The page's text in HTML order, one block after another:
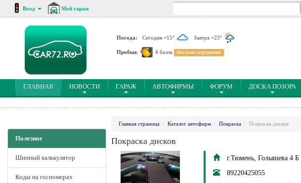
Вход Мой гараж
Погода: Сегодня +15° Завтра +23°
Пробки: 4 балла Местами затруднения
ГЛАВНАЯ(CURRENT)
НОВОСТИ ГАРАЖ АВТОФИРМЫ ФОРУМ ДОСКА ПОЗОРА
Полезное
Шинный калькулятор
Коды на госномерах
Главная страница Каталог автофирм Покраска Покраска дисков
Покраска дисков
г.Тюмень, Голышева 4 Б
89220425055